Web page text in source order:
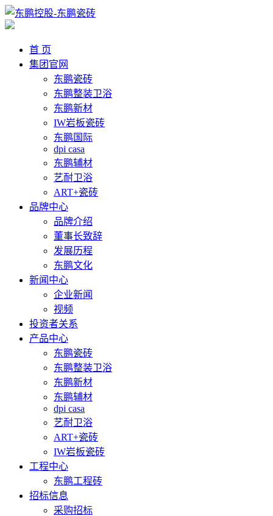
首 页
集团官网
东鹏瓷砖
东鹏整装卫浴
东鹏新材
IW岩板瓷砖
东鹏国际
dpi casa
东鹏辅材
艺耐卫浴
ART+瓷砖
品牌中心
品牌介绍
董事长致辞
发展历程
东鹏文化
新闻中心
企业新闻
视频
投资者关系
产品中心
东鹏瓷砖
东鹏整装卫浴
东鹏新材
东鹏辅材
dpi casa
艺耐卫浴
ART+瓷砖
IW岩板瓷砖
工程中心
东鹏工程砖
招标信息
采购招标